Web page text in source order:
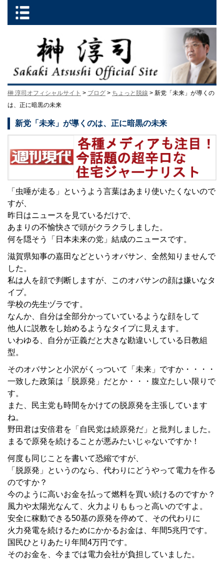
榊 淳司オフィシャルサイト > ブログ > ちょっと脱線 > 新党「未来」が導くの
は、正に暗黒の未来
新党「未来」が導くのは、正に暗黒の未来
「虫唾が走る」というよう言葉はあまり使いたくないので
すが、
昨日はニュースを見ているだけで、
あまりの不愉快さで頭がクラクラしました。
何を隠そう「日本未来の党」結成のニュースです。
滋賀県知事の嘉田などというオバサン、全然知りませんで
した。
私は人を顔で判断しますが、このオバサンの顔は嫌いなタ
イプ。
学校の先生ヅラです。
なんか、自分は全部分かっていているような顔をして
他人に説教をし始めるようなタイプに見えます。
いわゆる、自分が正義だと大きな勘違いしている日教組
型。
そのオバサンと小沢がくっついて「未来」ですか・・・・
一致した政策は「脱原発」だとか・・・腹立たしい限りで
す。
また、民主党も時間をかけての脱原発を主張しています
ね。
野田君は安倍君を「自民党は続原発だ」と批判しました。
まるで原発を続けることが悪みたいじゃないですか！
何度も同じことを書いて恐縮ですが、
「脱原発」というのなら、代わりにどうやって電力を作る
のですか？
今のように高いお金を払って燃料を買い続けるのですか？
風力や太陽光なんて、火力よりももっと高いのですよ。
安全に稼動できる50基の原発を停めて、その代わりに
火力発電を続けるためにかかるお金は、年間5兆円です。
国民ひとりあたり年間4万円です。
そのお金を、今までは電力会社が負担していました。